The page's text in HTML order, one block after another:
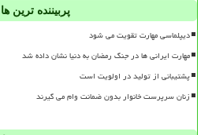
پربیننده ترین ها
دیپلماسی مهارت تقویت می شود
مهارت ایرانی ها در جنگ رمضان به دنیا نشان داده شد
پشتیبانی از تولید در اولویت است
زنان سرپرست خانوار بدون ضمانت وام می گیرند